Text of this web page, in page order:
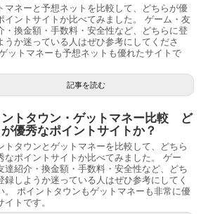
マネーと予想ネットを比較して、どちらが優
イントサイトか比べてみました。 ゲーム・友
・換金額・手数料・安全性など、どちらに登
うか迷っている人はぜひ参考にしてくださ
ットマネーも予想ネットも優れたサイトで
記事を読む
トタウン・ゲットマネー比較 ど
優秀なポイントサイトか？
トタウンとゲットマネーを比較して、どちら
なポイントサイトか比べてみました。 ゲー
達紹介・換金額・手数料・安全性など、どち
録しようか迷っている人はぜひ参考にしてく
。 ポイントタウンもゲットマネーも非常に優
イトです。